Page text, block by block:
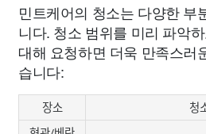
민트케어의 청소는 다양한 부
니다. 청소 범위를 미리 파악
대해 요청하면 더욱 만족스러
습니다:
장소
청